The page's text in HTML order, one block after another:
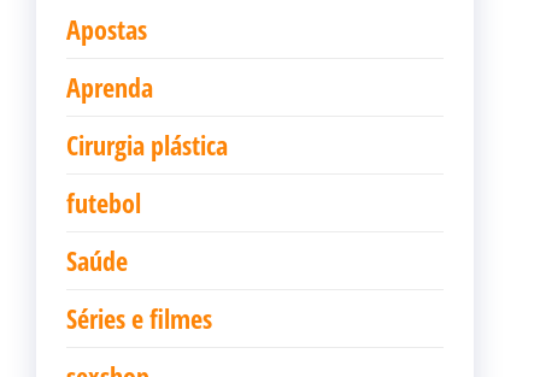
Apostas
Aprenda
Cirurgia plástica
futebol
Saúde
Séries e filmes